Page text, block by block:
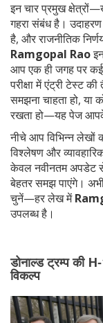
इन चार प्रमुख
गहरा संबंध है।
है, और राजनीतिक
Ramgopal Rao
आप एक ही जगह पर
परीक्षा में एंट्री टेस्ट
समझना चाहता हो, या
रखता हो—यह पेज आपके
नीचे आप विभिन्न लेखों
विश्लेषण और
केवल नवीनतम अपडेट से
बेहतर समझ पाएंगे।
चुनें—हर लेख में
उपलब्ध है।
डोनाल्ड ट्रम्प की
विकल्प